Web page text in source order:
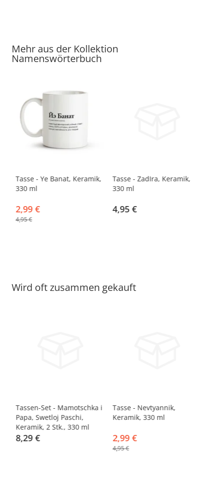
Mehr aus der Kollektion
Namenswörterbuch
-40%
Tasse - Ye Banat, Keramik,
330 ml
2,99 €
4,95 €
Tasse - ZadIra, Keramik,
330 ml
4,95 €
Wird oft zusammen gekauft
Tassen-Set - Mamotschka i
Papa, Swetloj Paschi,
Keramik, 2 Stk., 330 ml
8,29 €
-40%
Tasse - Nevtyannik,
Keramik, 330 ml
2,99 €
4,95 €